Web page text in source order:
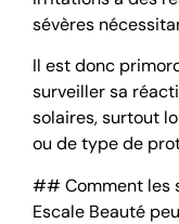
sévères
Il est donc
surveiller sa
solaires, surtout
ou de type de
## Comment les
Escale Beauté